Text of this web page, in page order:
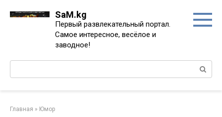
SaM.kg
Первый развлекательный портал.
Самое интересное, весёлое и
заводное!
Поиск:
Главная » Юмор